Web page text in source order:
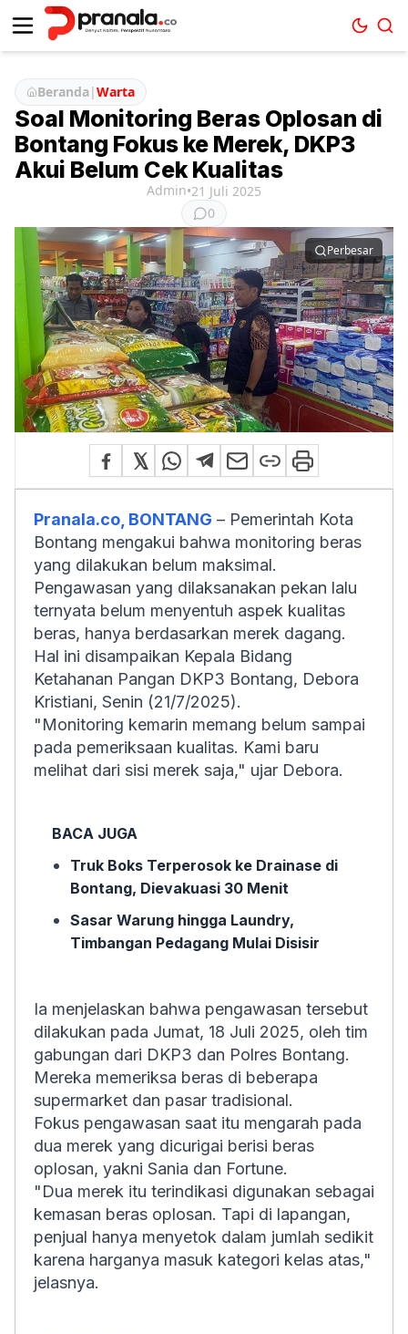
Beranda|Warta
Soal Monitoring Beras Oplosan di
Bontang Fokus ke Merek, DKP3
Akui Belum Cek Kualitas
Admin•21 Juli 2025
0
Perbesar
Pranala.co, BONTANG – Pemerintah Kota
Bontang mengakui bahwa monitoring beras
yang dilakukan belum maksimal.
Pengawasan yang dilaksanakan pekan lalu
ternyata belum menyentuh aspek kualitas
beras, hanya berdasarkan merek dagang.
Hal ini disampaikan Kepala Bidang
Ketahanan Pangan DKP3 Bontang, Debora
Kristiani, Senin (21/7/2025).
"Monitoring kemarin memang belum sampai
pada pemeriksaan kualitas. Kami baru
melihat dari sisi merek saja," ujar Debora.
BACA JUGA
Truk Boks Terperosok ke Drainase di
Bontang, Dievakuasi 30 Menit
Sasar Warung hingga Laundry,
Timbangan Pedagang Mulai Disisir
Ia menjelaskan bahwa pengawasan tersebut
dilakukan pada Jumat, 18 Juli 2025, oleh tim
gabungan dari DKP3 dan Polres Bontang.
Mereka memeriksa beras di beberapa
supermarket dan pasar tradisional.
Fokus pengawasan saat itu mengarah pada
dua merek yang dicurigai berisi beras
oplosan, yakni Sania dan Fortune.
"Dua merek itu terindikasi digunakan sebagai
kemasan beras oplosan. Tapi di lapangan,
penjual hanya menyetok dalam jumlah sedikit
karena harganya masuk kategori kelas atas,"
jelasnya.